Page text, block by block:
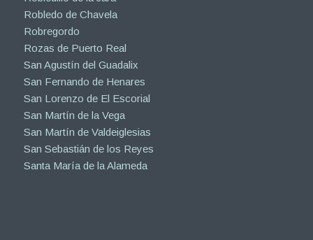
Robledo de Chavela
Robregordo
Rozas de Puerto Real
San Agustín del Guadalix
San Fernando de Henares
San Lorenzo de El Escorial
San Martín de la Vega
San Martín de Valdeiglesias
San Sebastián de los Reyes
Santa María de la Alameda